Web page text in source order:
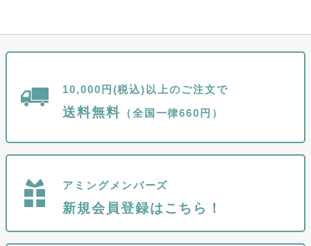
10,000円(税込)以上のご注文で
送料無料 （全国一律660円）
アミングメンバーズ
新規会員登録はこちら！